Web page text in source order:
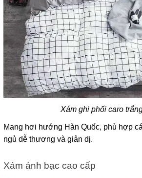
Xám ghi phối caro
Mang hơi hướng Hàn Quốc, phù hợp
ngủ dễ thương và giản dị.
Xám ánh bạc cao cấp